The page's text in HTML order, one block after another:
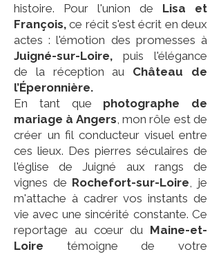
histoire. Pour l'union de Lisa et
François, ce récit s'est écrit en deux
actes : l'émotion des promesses à
Juigné-sur-Loire, puis l'élégance
de la réception au Château de
l’Éperonnière.
En tant que photographe de
mariage à Angers, mon rôle est de
créer un fil conducteur visuel entre
ces lieux. Des pierres séculaires de
l'église de Juigné aux rangs de
vignes de Rochefort-sur-Loire, je
m'attache à cadrer vos instants de
vie avec une sincérité constante. Ce
reportage au cœur du Maine-et-
Loire témoigne de votre